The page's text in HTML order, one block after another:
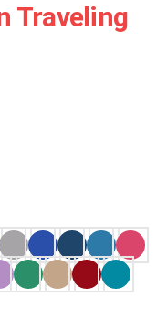
Traveling